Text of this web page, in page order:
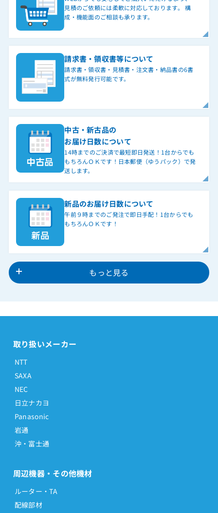
見積のご依頼には柔軟に対応しております。 構
成・機能面のご相談も承ります。
請求書・領収書等について
請求書・領収書・見積書・注文書・納品書の6書
式が無料発行可能です。
中古・新古品の
お届け日数について
14時までのご決済で最短即日発送！1台からでも
もちろんＯＫです！日本郵便（ゆうパック）で発
送します。
新品のお届け日数について
午前９時までのご発注で即日手配！1台からでも
もちろんＯＫです！
もっと見る
取り扱いメーカー
NTT
SAXA
NEC
日立ナカヨ
Panasonic
岩通
沖・富士通
周辺機器・その他機材
ルーター・TA
配線部材